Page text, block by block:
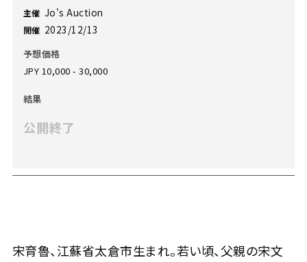
宋育魯、江蘇省太倉市生まれ。若い頃、父親の宋文
主催 Jo's Auction
開催 2023/12/13
予想価格
JPY 10,000 - 30,000
結果
公開終了